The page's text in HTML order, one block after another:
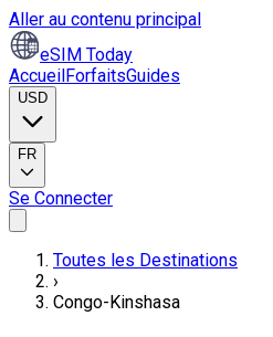
Aller au contenu principal
eSIM Today
AccueilForfaitsGuides
USD
FR
Se Connecter
Toutes les Destinations
›
Congo-Kinshasa